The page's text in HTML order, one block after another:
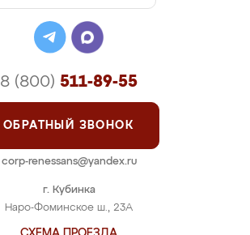
г. Кубинка
Наро-Фоминское ш., 23А
8 (800) 511-89-55
ОБРАТНЫЙ ЗВОНОК
corp-renessans@yandex.ru